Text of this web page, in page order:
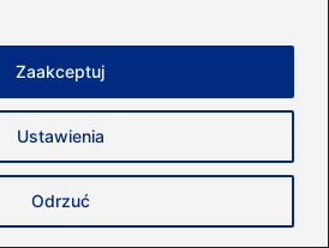
Ustawienia
Odrzuć
Zaakceptuj
mięśni można
zbudować naturalnie?
swoje możliwości!